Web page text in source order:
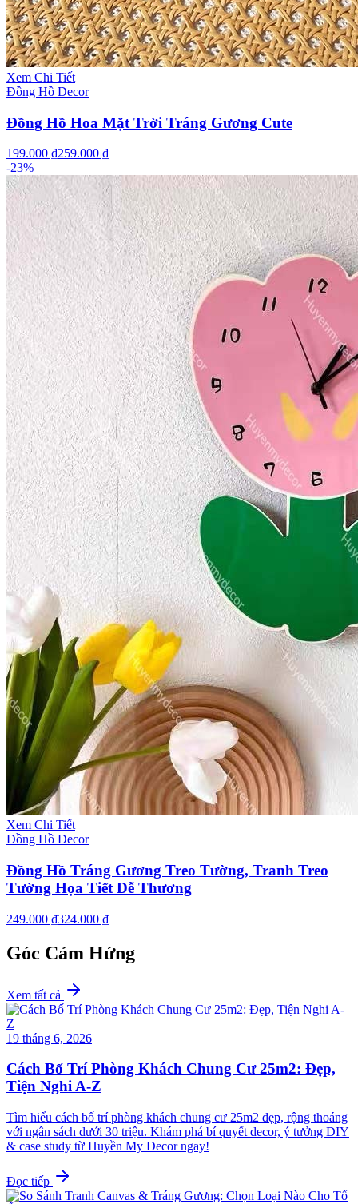
Xem Chi Tiết
Đồng Hồ Decor
Đồng Hồ Hoa Mặt Trời Tráng Gương Cute
199.000 ₫259.000 ₫
-23%
Xem Chi Tiết
Đồng Hồ Decor
Đồng Hồ Tráng Gương Treo Tường, Tranh Treo
Tường Họa Tiết Dễ Thương
249.000 ₫324.000 ₫
Góc Cảm Hứng
Xem tất cả
19 tháng 6, 2026
Cách Bố Trí Phòng Khách Chung Cư 25m2: Đẹp,
Tiện Nghi A-Z
Tìm hiểu cách bố trí phòng khách chung cư 25m2 đẹp, rộng thoáng
với ngân sách dưới 30 triệu. Khám phá bí quyết decor, ý tưởng DIY
& case study từ Huyền My Decor ngay!
Đọc tiếp